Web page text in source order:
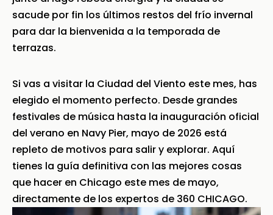
sacude por fin los últimos restos del frío invernal
para dar la bienvenida a la temporada de
terrazas.
Si vas a visitar la Ciudad del Viento este mes, has
elegido el momento perfecto. Desde grandes
festivales de música hasta la inauguración oficial
del verano en Navy Pier, mayo de 2026 está
repleto de motivos para salir y explorar. Aquí
tienes la guía definitiva con las mejores cosas
que hacer en Chicago este mes de mayo,
directamente de los expertos de 360 CHICAGO.